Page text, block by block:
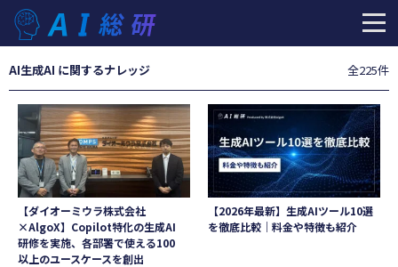
AI生成AI に関するナレッジ 全225件
【ダイオーミウラ株式会社
×AlgoX】Copilot特化の生成AI
研修を実施、各部署で使える100
以上のユースケースを創出
【2026年最新】生成AIツール10選
を徹底比較｜料金や特徴も紹介